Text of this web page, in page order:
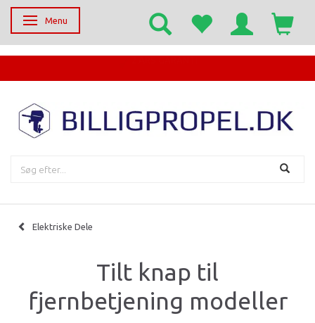
Skifte navigation
Menu
Elektriske Dele
Tilt knap til
fjernbetjening modeller